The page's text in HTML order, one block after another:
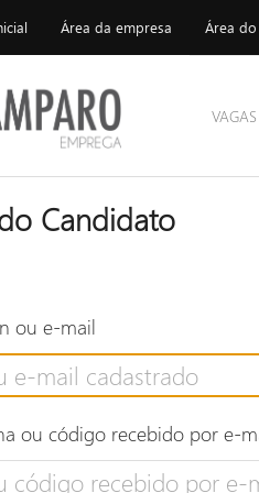
Área da empresa Área
Candidato
ou e-mail
ou código recebido por e-